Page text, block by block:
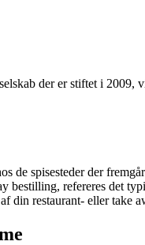
der er stiftet i 2009,
de spisesteder der
bestilling, refereres det
din restaurant- eller take